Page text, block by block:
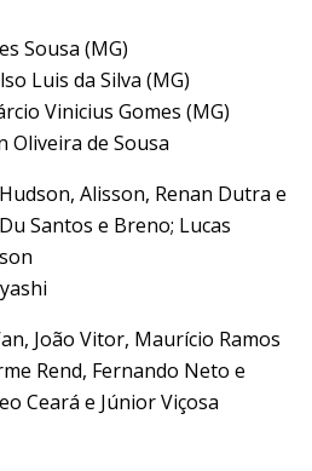
Sousa (MG)
Luis da Silva (MG)
Vinicius Gomes (MG)
de Sousa
Alisson, Renan Dutra e
Santos e Breno; Lucas
João Vitor, Maurício Ramos
Rend, Fernando Neto e
Ceará e Júnior Viçosa